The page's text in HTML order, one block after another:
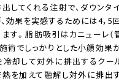
してくれる注射で、ダウンタ
効果を実感するためには4，5
す。脂肪吸引はカニューレ（
術でしっかりとした小顔効果
却して対外に排出するクー
を加えて融解し対外に排出